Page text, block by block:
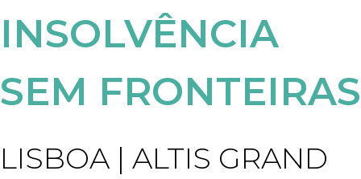
INSOLVÊNCIA
SEM FRONTEIRAS
LISBOA | ALTIS GRAND